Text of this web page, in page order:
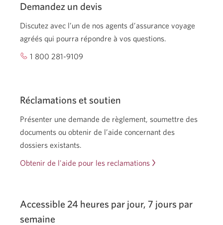
boîte
dialogue
s’affichera.
Demandez un devis
Discutez avec l’un de nos agents d’assurance voyage
agréés qui pourra répondre à vos questions.
1 800 281-9109
Réclamations et soutien
Présenter une demande de règlement, soumettre des
documents ou obtenir de l’aide concernant des
dossiers existants.
Obtenir de l'aide pour les reclamations
Accessible 24 heures par jour, 7 jours par
semaine